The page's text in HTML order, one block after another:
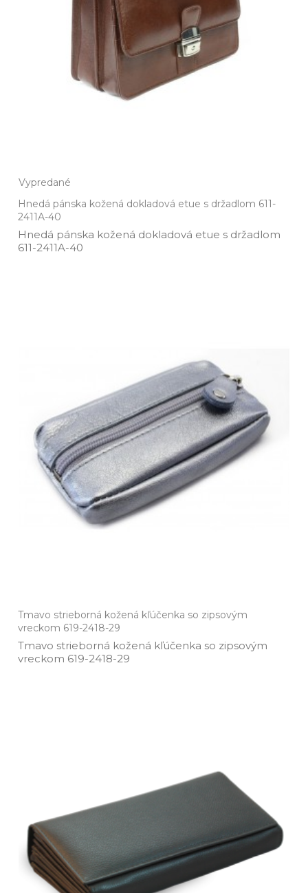
Vypredané
Hnedá pánska kožená dokladová etue s držadlom 611-
2411A-40
Hnedá pánska kožená dokladová etue s držadlom
611­-2411A­-40
Tmavo strieborná kožená kľúčenka so zipsovým
vreckom 619-2418-29
Tmavo strieborná kožená kľúčenka so zipsovým
vreckom 619­-2418­-29